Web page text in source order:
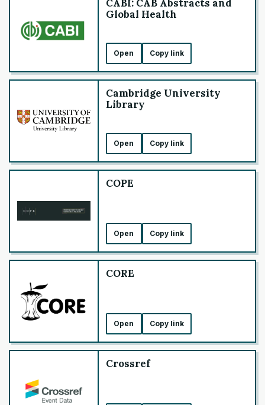
CABI: CAB Abstracts and
Global Health
Open Copy link
Cambridge University
Library
Open Copy link
COPE
Open Copy link
CORE
Open Copy link
Crossref